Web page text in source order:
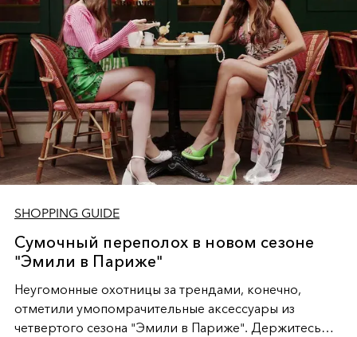
SHOPPING GUIDE
Сумочный переполох в новом сезоне
"Эмили в Париже"
Неугомонные охотницы за трендами, конечно,
отметили умопомрачительные аксессуары из
четвертого сезона "Эмили в Париже". Держитесь